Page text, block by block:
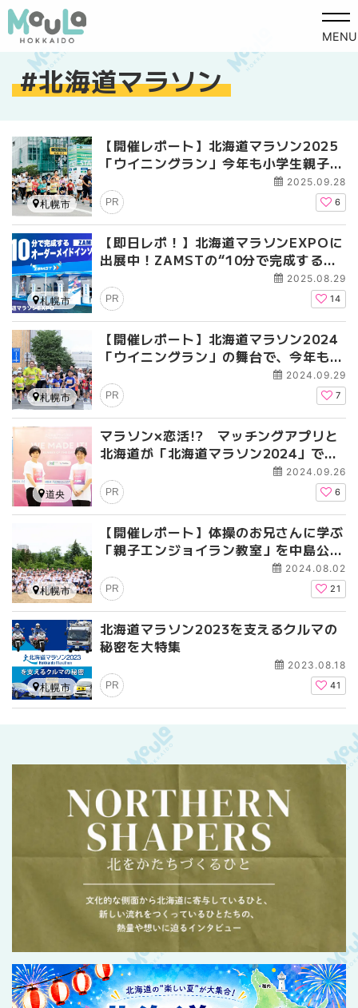
MENU
北海道マラソン
【開催レポート】北海道マラソン2025
「ウイニングラン」今年も小学生親子が
2025.09.28
PR 6
札幌市
【即日レポ！】北海道マラソンEXPOに
出展中！ZAMSTの“10分で完成するオ
ーダーメイドインソール”で、足元を見
直そう
2025.08.29
PR 14
札幌市
【開催レポート】北海道マラソン2024
「ウイニングラン」の舞台で、今年も小
2024.09.29
PR 7
札幌市
マラソン×恋活!? マッチングアプリと
北海道が「北海道マラソン2024」でコ
2024.09.26
PR 6
道央
【開催レポート】体操のお兄さんに学ぶ
「親子エンジョイラン教室」を中島公園
2024.08.02
PR 21
札幌市
北海道マラソン2023を支えるクルマの
秘密を大特集
2023.08.18
PR 41
札幌市